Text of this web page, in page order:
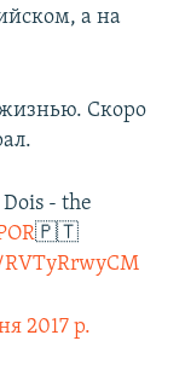
а на
Скоро
- the
🇵🇹
2017 р.